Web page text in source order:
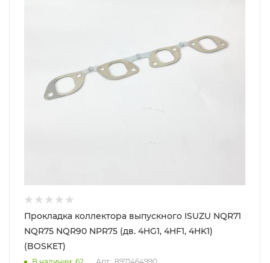
Прокладка коллектора выпускного ISUZU NQR71
NQR75 NQR90 NPR75 (дв. 4HG1, 4HF1, 4HK1)
(BOSKET)